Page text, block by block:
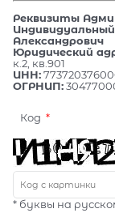
Реквизиты
Александрович
Юридический
к.2, кв.901
ИНН:
ОГРНИП:
Код
* буквы на